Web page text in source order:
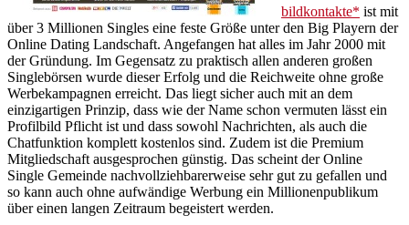
bildkontakte
ist mit
über 3 Millionen Singles eine feste Größe unter den Big Playern der
Online Dating Landschaft. Angefangen hat alles im Jahr 2000 mit
der Gründung. Im Gegensatz zu praktisch allen anderen großen
Singlebörsen wurde dieser Erfolg und die Reichweite ohne große
Werbekampagnen erreicht. Das liegt sicher auch mit an dem
einzigartigen Prinzip, dass wie der Name schon vermuten lässt ein
Profilbild Pflicht ist und dass sowohl Nachrichten, als auch die
Chatfunktion komplett kostenlos sind. Zudem ist die Premium
Mitgliedschaft ausgesprochen günstig. Das scheint der Online
Single Gemeinde nachvollziehbarerweise sehr gut zu gefallen und
so kann auch ohne aufwändige Werbung ein Millionenpublikum
über einen langen Zeitraum begeistert werden.